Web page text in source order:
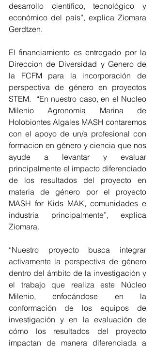
desarrollo científico, tecnológico y
económico del país”, explica Ziomara
Gerdtzen.
El financiamiento es entregado por la
Direccion de Diversidad y Genero de
la FCFM para la incorporación de
perspectiva de género en proyectos
STEM.  “En nuestro caso, en el Nucleo
Milenio Agronomia Marina de
Holobiontes Algales MASH contaremos
con el apoyo de un/a profesional con
formacion en género y ciencia que nos
ayude a levantar y evaluar
principalmente el impacto diferenciado
de los resultados del proyecto en
materia de género por el proyecto
MASH for Kids MAK, comunidades e
industria principalmente”, explica
Ziomara.
“Nuestro proyecto busca integrar
activamente la perspectiva de género
dentro del ámbito de la investigación y
el trabajo que realiza este Núcleo
Milenio, enfocándose en la
conformación de los equipos de
investigación y en la evaluación de
cómo los resultados del proyecto
impactan de manera diferenciada a